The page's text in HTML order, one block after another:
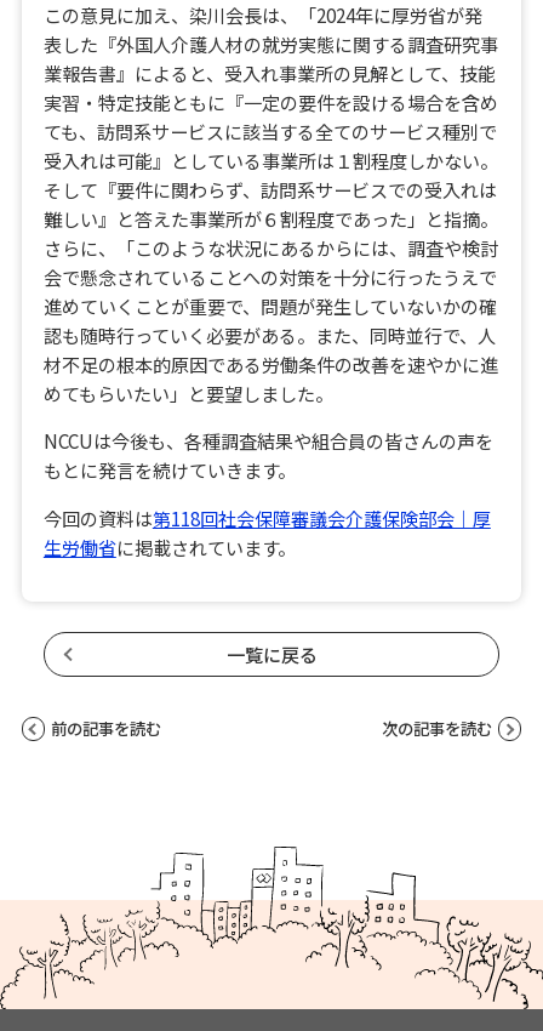
この意見に加え、染川会長は、「2024年に厚労省が発
表した『外国人介護人材の就労実態に関する調査研究事
業報告書』によると、受入れ事業所の見解として、技能
実習・特定技能ともに『一定の要件を設ける場合を含め
ても、訪問系サービスに該当する全てのサービス種別で
受入れは可能』としている事業所は１割程度しかない。
そして『要件に関わらず、訪問系サービスでの受入れは
難しい』と答えた事業所が６割程度であった」と指摘。
さらに、「このような状況にあるからには、調査や検討
会で懸念されていることへの対策を十分に行ったうえで
進めていくことが重要で、問題が発生していないかの確
認も随時行っていく必要がある。また、同時並行で、人
材不足の根本的原因である労働条件の改善を速やかに進
めてもらいたい」と要望しました。
NCCUは今後も、各種調査結果や組合員の皆さんの声を
もとに発言を続けていきます。
今回の資料は第118回社会保障審議会介護保険部会｜厚
生労働省に掲載されています。
一覧に戻る
前の記事を読む 次の記事を読む